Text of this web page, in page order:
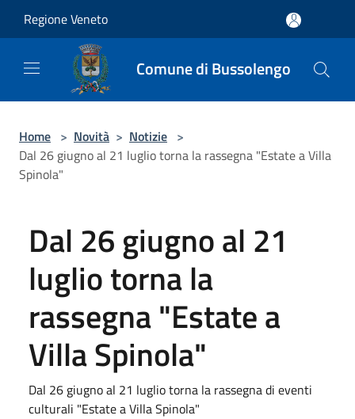
Regione Veneto
Comune di Bussolengo
Home > Novità > Notizie >
Dal 26 giugno al 21 luglio torna la rassegna "Estate a Villa
Spinola"
Dal 26 giugno al 21
luglio torna la
rassegna "Estate a
Villa Spinola"
Dal 26 giugno al 21 luglio torna la rassegna di eventi
culturali "Estate a Villa Spinola"